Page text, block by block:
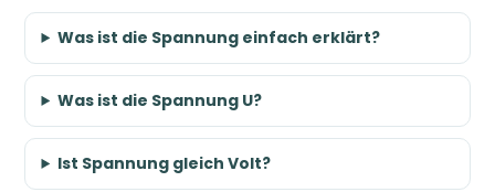
Was ist die Spannung einfach erklärt?
Was ist die Spannung U?
Ist Spannung gleich Volt?